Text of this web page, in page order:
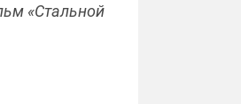
«Стальной